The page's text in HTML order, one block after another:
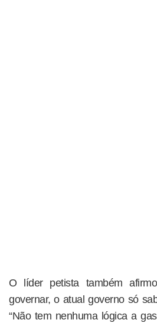
O líder petista também
governar, o atual governo só
“Não tem nenhuma lógica a